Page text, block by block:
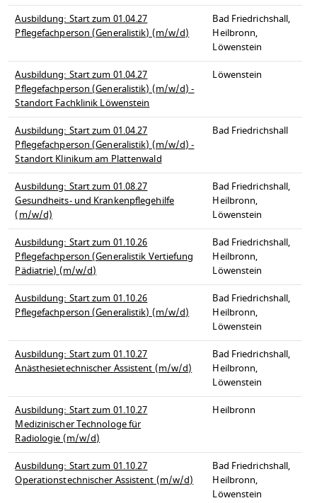
Ausbildung: Start zum 01.04.27
Pflegefachperson (Generalistik) (m/w/d)
Bad Friedrichshall,
Heilbronn,
Löwenstein
Ausbildung: Start zum 01.04.27
Pflegefachperson (Generalistik) (m/w/d) -
Standort Fachklinik Löwenstein
Löwenstein
Ausbildung: Start zum 01.04.27
Pflegefachperson (Generalistik) (m/w/d) -
Standort Klinikum am Plattenwald
Bad Friedrichshall
Ausbildung: Start zum 01.08.27
Gesundheits- und Krankenpflegehilfe
(m/w/d)
Bad Friedrichshall,
Heilbronn,
Löwenstein
Ausbildung: Start zum 01.10.26
Pflegefachperson (Generalistik Vertiefung
Pädiatrie) (m/w/d)
Bad Friedrichshall,
Heilbronn,
Löwenstein
Ausbildung: Start zum 01.10.26
Pflegefachperson (Generalistik) (m/w/d)
Bad Friedrichshall,
Heilbronn,
Löwenstein
Ausbildung: Start zum 01.10.27
Anästhesietechnischer Assistent (m/w/d)
Bad Friedrichshall,
Heilbronn,
Löwenstein
Ausbildung: Start zum 01.10.27
Medizinischer Technologe für
Radiologie (m/w/d)
Heilbronn
Ausbildung: Start zum 01.10.27
Operationstechnischer Assistent (m/w/d)
Bad Friedrichshall,
Heilbronn,
Löwenstein